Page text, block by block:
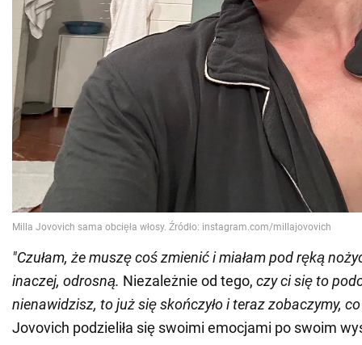
"Czułam, że muszę coś zmienić i miałam pod ręką
inaczej, odrosną. Niezależnie od tego, czy ci się to
nienawidzisz, to już się skończyło i teraz zobaczymy, co
Jovovich podzieliła się swoimi emocjami po swoim